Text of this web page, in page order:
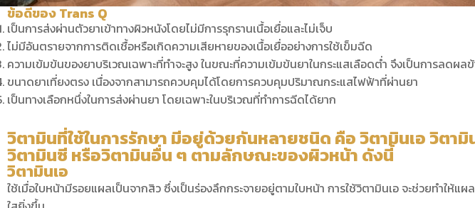
ตรวจระดับสารอาหาร วิตามิน แร่
ธาตุ สารพิษสะสม
ตรวจความสมบูรณ์ของเม็ด
เลือด
CARDI CHECK ประเมิน
ความเครียดเฉียบพลันและเรื้อรัง
ข้อดีของ Trans Q
เป็นการส่งผ่านตัวยาเข้าทางผิวหนังโดยไม่มีการรุกรานเนื้อเยื่อและไม่เจ็บ
ไม่มีอันตรายจากการติดเชื้อหรือเกิดความเสียหายของเนื้อเยื่ออย่างการใช้เข็มฉีด
ความเข้มข้นของยาบริเวณเฉพาะที่ทำจะสูง ในขณะที่ความเข้มข้นยาในกระแสเลือดต่ำ จึงเป็นการลดผล
ขนาดยาเที่ยงตรง เนื่องจากสามารถควบคุมได้โดยการควบคุมปริมาณกระแสไฟฟ้าที่ผ่านยา
เป็นทางเลือกหนึ่งในการส่งผ่านยา โดยเฉพาะในบริเวณที่ทำการฉีดได้ยาก
วิตามินที่ใช้ในการรักษา มีอยู่ด้วยกันหลายชนิด คือ วิตามินเอ วิตา
วิตามินซี หรือวิตามินอื่น ๆ ตามลักษณะของผิวหน้า ดังนี้
วิตามินเอ
ใช้เมื่อใบหน้ามีรอยแผลเป็นจากสิว ซึ่งเป็นร่องลึกกระจายอยู่ตามใบหน้า การใช้วิตามินเอ จะช่วยทำให้